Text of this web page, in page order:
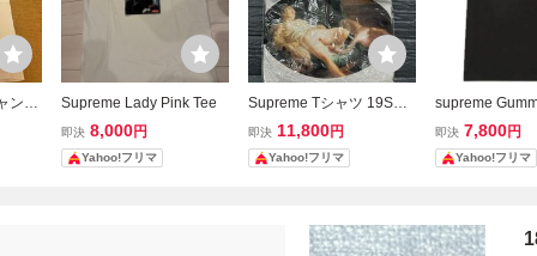
ン
Supreme Lady Pink Tee
即決 8,000円
Yahoo!フリマ
Supreme Tシャツ 19SS F
ine Arts Tee シュプリーム
Grey
即決 11,800円
Yahoo!フリマ
supreme
シュプリーム
ummo L
即決 7,800円
Yahoo!フリマ